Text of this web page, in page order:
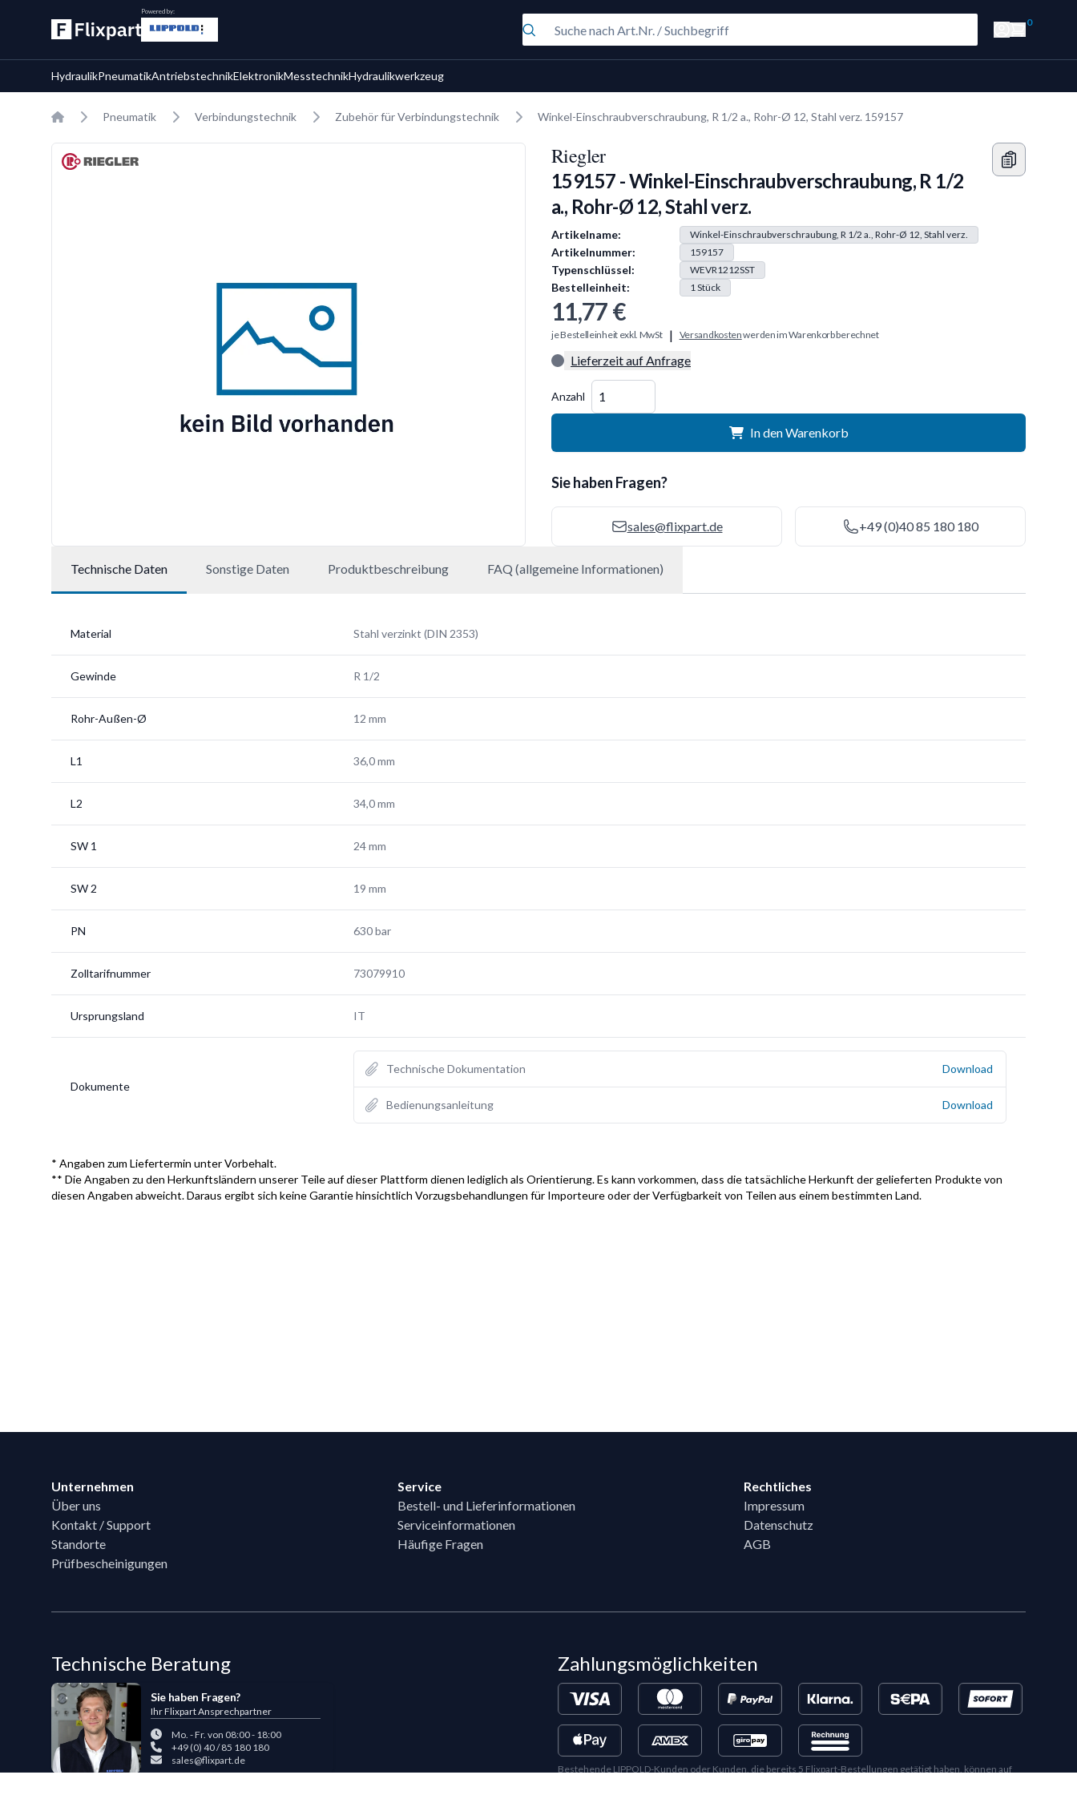
Powered by:
0
HydraulikPneumatikAntriebstechnikElektronikMesstechnikHydraulikwerkzeug
Home Pneumatik Verbindungstechnik Zubehör für Verbindungstechnik Winkel-Einschraubverschraubung, R 1/2 a., Rohr-Ø 12, Stahl verz. 159157
Riegler
159157 - Winkel-Einschraubverschraubung, R 1/2
a., Rohr-Ø 12, Stahl verz.
Produkt Information
Artikelname: Winkel-Einschraubverschraubung, R 1/2 a., Rohr-Ø 12, Stahl verz.
Artikelnummer: 159157
Typenschlüssel: WEVR1212SST
Bestelleinheit: 1Stück
11,77 €
je Bestelleinheit exkl. MwSt | Versandkostenwerden im Warenkorb berechnet
Lieferzeit auf Anfrage
Anzahl
In den Warenkorb
Sie haben Fragen?
sales@flixpart.de +49 (0)40 85 180 180
Technische Daten Sonstige Daten Produktbeschreibung FAQ (allgemeine Informationen)
Material Stahl verzinkt (DIN 2353)
Gewinde R 1/2
Rohr-Außen-Ø 12 mm
L1 36,0 mm
L2 34,0 mm
SW 1 24 mm
SW 2 19 mm
PN 630 bar
Zolltarifnummer 73079910
Ursprungsland IT
Dokumente
Technische Dokumentation Download
Bedienungsanleitung Download
* Angaben zum Liefertermin unter Vorbehalt.
** Die Angaben zu den Herkunftsländern unserer Teile auf dieser Plattform dienen lediglich als Orientierung. Es kann vorkommen, dass die tatsächliche Herkunft der gelieferten Produkte von
diesen Angaben abweicht. Daraus ergibt sich keine Garantie hinsichtlich Vorzugsbehandlungen für Importeure oder der Verfügbarkeit von Teilen aus einem bestimmten Land.
Unternehmen
Über uns
Kontakt / Support
Standorte
Prüfbescheinigungen
Service
Bestell- und Lieferinformationen
Serviceinformationen
Häufige Fragen
Rechtliches
Impressum
Datenschutz
AGB
Technische Beratung
Sie haben Fragen?
Ihr Flixpart Ansprechpartner
Mo. - Fr. von 08:00 - 18:00
+49 (0) 40 / 85 180 180
sales@flixpart.de
Zahlungsmöglichkeiten
Bestehende LIPPOLD-Kunden oder Kunden, die bereits 5 Flixpart-Bestellungen getätigt haben, können auf